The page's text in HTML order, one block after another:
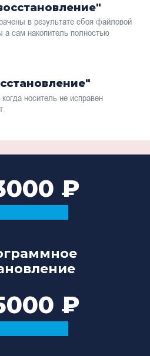
в результате сбоя файловой
а сам накопитель полностью
носитель не исправен